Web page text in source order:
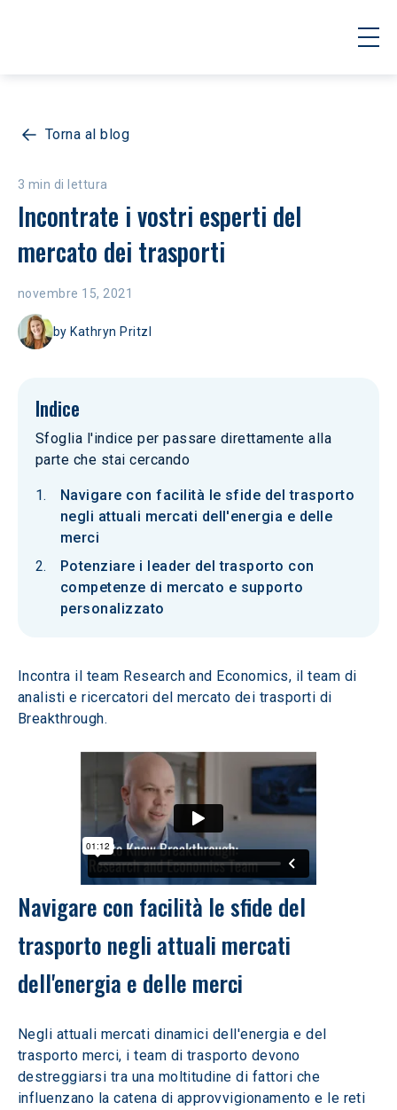
Torna al blog
3 min di lettura
Incontrate i vostri esperti del
mercato dei trasporti
novembre 15, 2021
by Kathryn Pritzl
Indice
Sfoglia l'indice per passare direttamente alla
parte che stai cercando
Navigare con facilità le sfide del trasporto
negli attuali mercati dell'energia e delle
merci
Potenziare i leader del trasporto con
competenze di mercato e supporto
personalizzato
Incontra il team Research and Economics, il team di
analisti e ricercatori del mercato dei trasporti di
Breakthrough.
Navigare con facilità le sfide del
trasporto negli attuali mercati
dell'energia e delle merci
Negli attuali mercati dinamici dell'energia e del
trasporto merci, i team di trasporto devono
destreggiarsi tra una moltitudine di fattori che
influenzano la catena di approvvigionamento e le reti